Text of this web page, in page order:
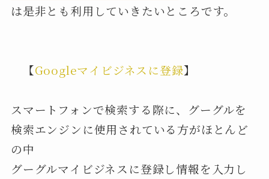
は是非とも利用していきたいところです。
【Googleマイビジネスに登録】
スマートフォンで検索する際に、グーグルを
検索エンジンに使用されている方がほとんど
の中
グーグルマイビジネスに登録し情報を入力し